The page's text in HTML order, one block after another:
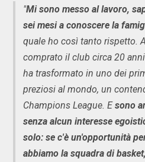
"Mi sono messo al lavoro,
sei mesi a conoscere la
quale ho così tanto rispetto.
comprato il club circa 20
ha trasformato in uno dei
preziosi al mondo, un
Champions League. Esono
senza alcun interesse
solo: se c'è un'opportunità
abbiamo la squadra di